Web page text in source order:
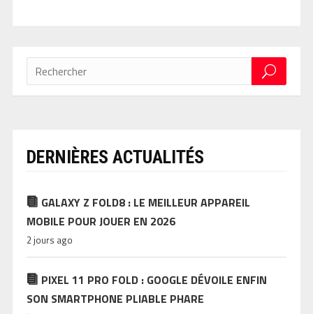
DERNIÈRES ACTUALITÉS
GALAXY Z FOLD8 : LE MEILLEUR APPAREIL
MOBILE POUR JOUER EN 2026
2 jours ago
PIXEL 11 PRO FOLD : GOOGLE DÉVOILE ENFIN
SON SMARTPHONE PLIABLE PHARE